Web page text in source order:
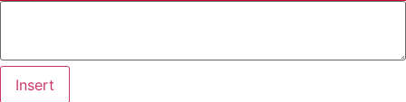
Insert